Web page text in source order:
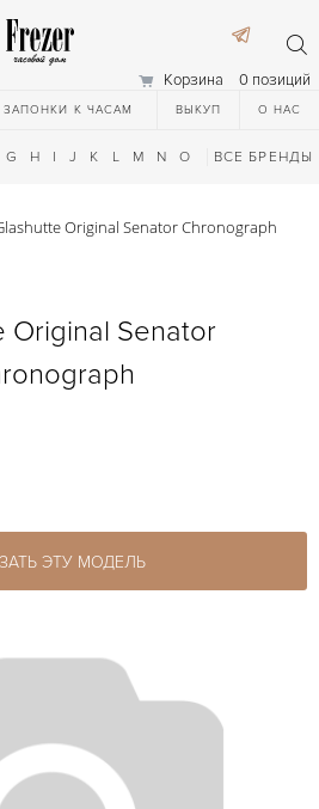
Корзина 0 позиций
ЗАПОНКИ К ЧАСАМ ВЫКУП О НАС
G H I J K L M N O Q R S T
ВСЕ БРЕНДЫ
Original Senator Chronograph
Original Senator
ЭТУ МОДЕЛЬ